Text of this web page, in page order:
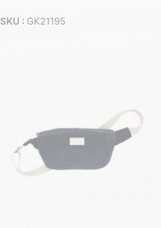
SKU : GK21195